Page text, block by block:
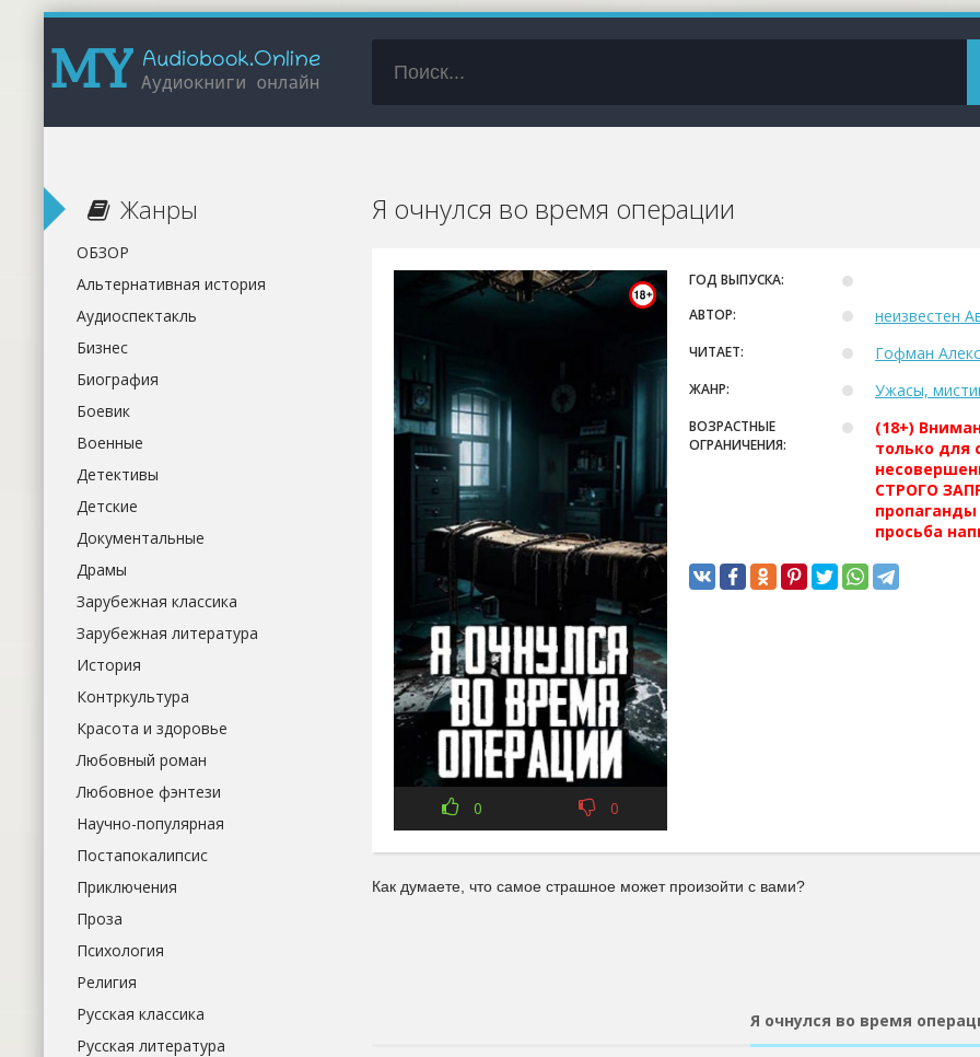
Я очнулся во время операции
0 0
ГОД ВЫПУСКА:
АВТОР:
неизвестен
ЧИТАЕТ: Гофман
ЖАНР: Ужасы,
ВОЗРАСТНЫЕ
ОГРАНИЧЕНИЯ:
(18+)
только для
СТРОГО
просьба
Как думаете, что самое страшное может произойти с вами?
Я очнулся во время
Жанры
ОБЗОР
Альтернативная история
Аудиоспектакль
Бизнес
Биография
Боевик
Военные
Детективы
Детские
Документальные
Драмы
Зарубежная классика
Зарубежная литература
История
Контркультура
Красота и здоровье
Любовный роман
Любовное фэнтези
Научно-популярная
Постапокалипсис
Приключения
Проза
Психология
Религия
Русская классика
Русская литература